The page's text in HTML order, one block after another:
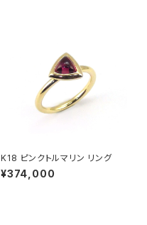
K18 ピンクトルマリン リング
¥374,000